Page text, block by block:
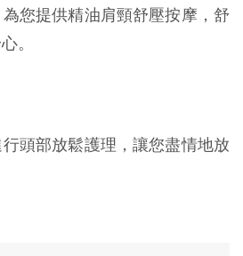
您提供精油肩頸舒壓按摩，舒
。
頭部放鬆護理，讓您盡情地放